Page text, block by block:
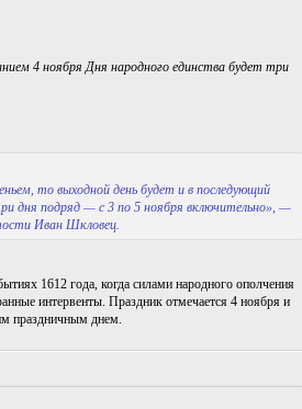
4 ноября Дня народного единства будет три
то выходной день будет и в последующий
дня подряд — с 3 по 5 ноября включительно», —
Иван Шкловец.
1612 года, когда силами народного ополчения
интервенты. Праздник отмечается 4 ноября и
праздничным днем.